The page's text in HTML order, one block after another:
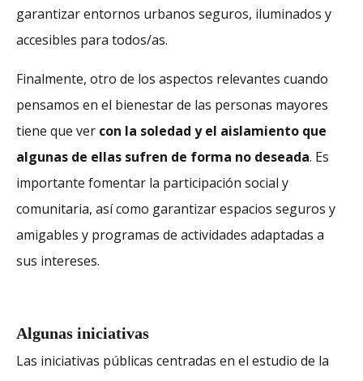
garantizar entornos urbanos seguros, iluminados y
accesibles para todos/as.
Finalmente, otro de los aspectos relevantes cuando
pensamos en el bienestar de las personas mayores
tiene que ver con la soledad y el aislamiento que
algunas de ellas sufren de forma no deseada. Es
importante fomentar la participación social y
comunitaria, así como garantizar espacios seguros y
amigables y programas de actividades adaptadas a
sus intereses.
Algunas iniciativas
Las iniciativas públicas centradas en el estudio de la